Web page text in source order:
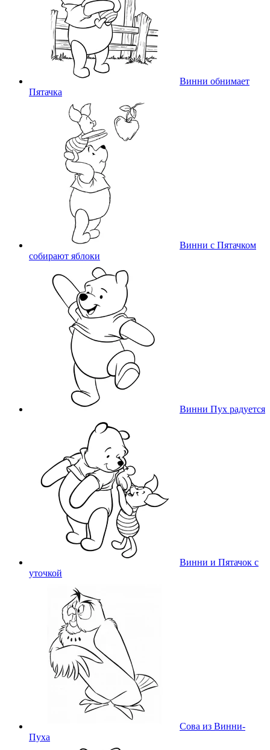
Винни обнимает
Пятачка
Винни с Пятачком
собирают яблоки
Винни Пух радуется
Винни и Пятачок с
уточкой
Сова из Винни-
Пуха